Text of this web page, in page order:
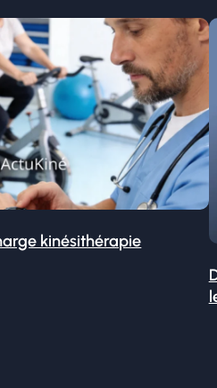
kinésithérapie